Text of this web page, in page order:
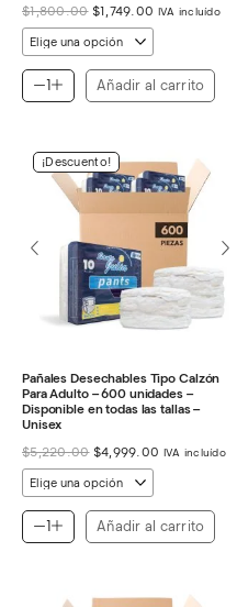
$1,800.00 El
precio
original
era:
$1,800.00.
$1,749.00 El
precio
es:
$1,749.00.
IVA incluído
Añadir al carrito
¡Descuento!
Pañales Desechables Tipo Calzón
Para Adulto – 600 unidades –
Disponible en todas las tallas –
Unisex
$5,220.00 El
precio
original
era:
$5,220.00.
$4,999.00 El
$4,999.00.
IVA incluído
Añadir al carrito